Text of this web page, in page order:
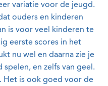
variatie voor de jeugd.
ouders en kinderen
is voor veel kinderen te
eerste scores in het
nu wel en daarna zie je
en zelfs van geel.
Het is ook goed voor de